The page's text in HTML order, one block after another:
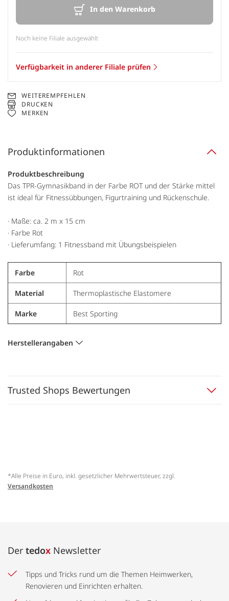
In den Warenkorb
Noch keine Filiale ausgewählt
Verfügbarkeit in anderer Filiale prüfen
WEITEREMPFEHLEN
DRUCKEN
MERKEN
Produktinformationen
Produktbeschreibung
Das TPR-Gymnasikband in der Farbe ROT und der Stärke mittel
ist ideal für Fitnessübbungen, Figurtraining und Rückenschule.
· Maße: ca. 2 m x 15 cm
· Farbe Rot
· Lieferumfang: 1 Fitnessband mit Übungsbeispielen
Farbe Rot
Material Thermoplastische Elastomere
Marke Best Sporting
Herstellerangaben
Trusted Shops Bewertungen
*Alle Preise in Euro, inkl. gesetzlicher Mehrwertsteuer, zzgl.
Versandkosten
Der tedox Newsletter
Tipps und Tricks rund um die Themen Heimwerken,
Renovieren und Einrichten erhalten.